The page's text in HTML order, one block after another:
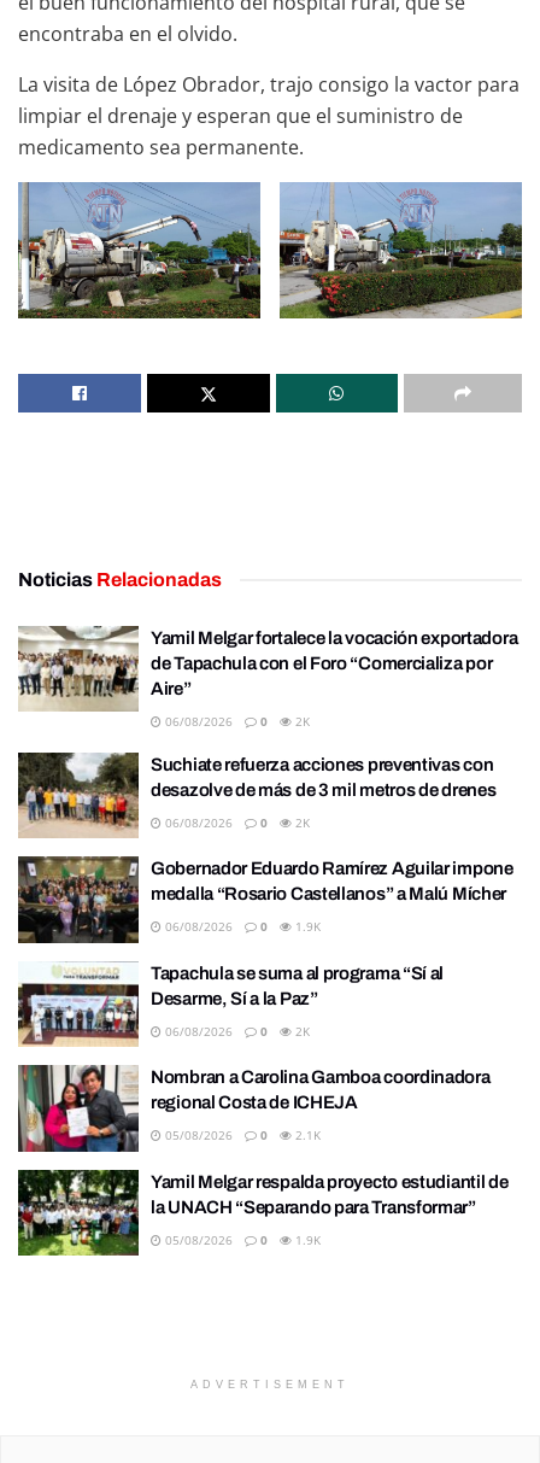
encontraba en el olvido.
La visita de López Obrador, trajo consigo la vactor para
limpiar el drenaje y esperan que el suministro de
medicamento sea permanente.
Noticias Relacionadas
Yamil Melgar fortalece la vocación exportadora
de Tapachula con el Foro “Comercializa por
Aire”
06/08/2026 0 2K
Suchiate refuerza acciones preventivas con
desazolve de más de 3 mil metros de drenes
06/08/2026 0 2K
Gobernador Eduardo Ramírez Aguilar impone
medalla “Rosario Castellanos” a Malú Mícher
06/08/2026 0 1.9K
Tapachula se suma al programa “Sí al
Desarme, Sí a la Paz”
06/08/2026 0 2K
Nombran a Carolina Gamboa coordinadora
regional Costa de ICHEJA
05/08/2026 0 2.1K
Yamil Melgar respalda proyecto estudiantil de
la UNACH “Separando para Transformar”
05/08/2026 0 1.9K
ADVERTISEMENT